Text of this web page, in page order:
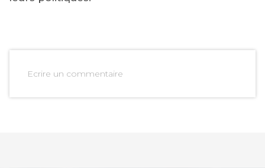
Ecrire un commentaire